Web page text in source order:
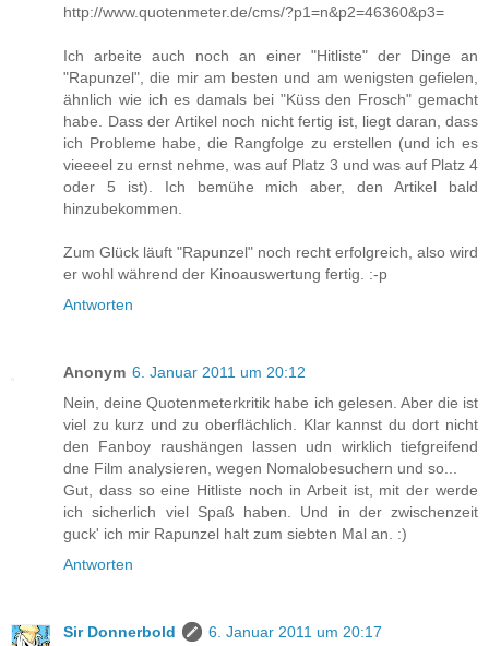
http://www.quotenmeter.de/cms/?p1=n&p2=46360&p3=
Ich arbeite auch noch an einer "Hitliste" der Dinge an
"Rapunzel", die mir am besten und am wenigsten gefielen,
ähnlich wie ich es damals bei "Küss den Frosch" gemacht
habe. Dass der Artikel noch nicht fertig ist, liegt daran, dass
ich Probleme habe, die Rangfolge zu erstellen (und ich es
vieeeel zu ernst nehme, was auf Platz 3 und was auf Platz 4
oder 5 ist). Ich bemühe mich aber, den Artikel bald
hinzubekommen.
Zum Glück läuft "Rapunzel" noch recht erfolgreich, also wird
er wohl während der Kinoauswertung fertig. :-p
Antworten
Anonym 6. Januar 2011 um 20:12
Nein, deine Quotenmeterkritik habe ich gelesen. Aber die ist
viel zu kurz und zu oberflächlich. Klar kannst du dort nicht
den Fanboy raushängen lassen udn wirklich tiefgreifend
dne Film analysieren, wegen Nomalobesuchern und so...
Gut, dass so eine Hitliste noch in Arbeit ist, mit der werde
ich sicherlich viel Spaß haben. Und in der zwischenzeit
guck' ich mir Rapunzel halt zum siebten Mal an. :)
Antworten
Sir Donnerbold 6. Januar 2011 um 20:17